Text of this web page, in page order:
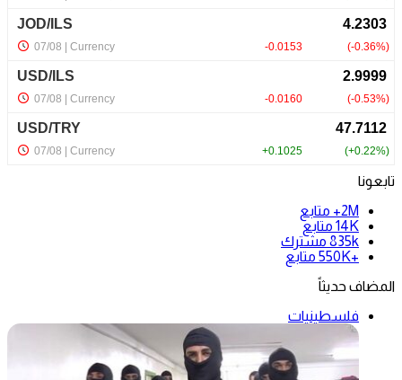
تابعونا
2M+
متابع
14K متابع
835k مشترك
+550K
متابع
المضاف حديثاً
فلسطينيات